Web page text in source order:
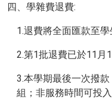
四、學雜費退費:
1.退費將全面匯款至
2.第1批退費已於11月
3.本學期最後一次撥
組；非服務時間可投